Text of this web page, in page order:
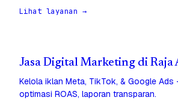
Lihat layanan →
Jasa Digital Marketing di Raja
Kelola iklan Meta, TikTok, & Google
optimasi ROAS, laporan transparan.